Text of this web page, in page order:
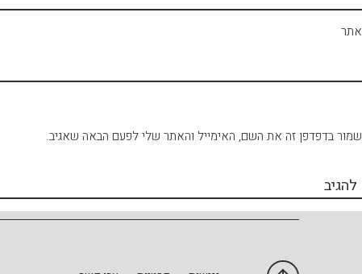
אתר
שמור בדפדפן זה את השם, האימייל והאתר שלי לפעם הבאה שאגיב.